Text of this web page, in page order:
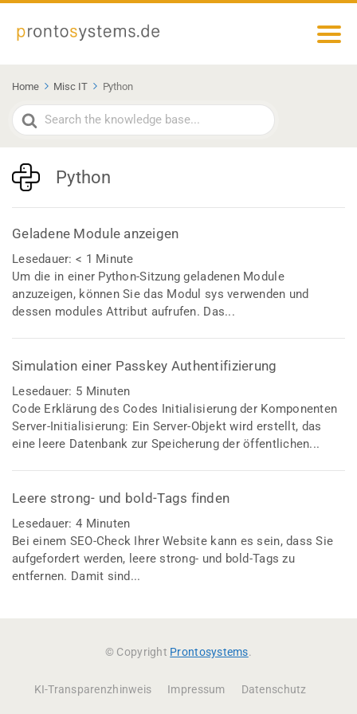
Home Misc IT Python
Search
For
Python
Geladene Module anzeigen
Lesedauer: < 1 Minute
Um die in einer Python-Sitzung geladenen Module
anzuzeigen, können Sie das Modul sys verwenden und
dessen modules Attribut aufrufen. Das...
Simulation einer Passkey Authentifizierung
Lesedauer: 5 Minuten
Code Erklärung des Codes Initialisierung der Komponenten
Server-Initialisierung: Ein Server-Objekt wird erstellt, das
eine leere Datenbank zur Speicherung der öffentlichen...
Leere strong- und bold-Tags finden
Lesedauer: 4 Minuten
Bei einem SEO-Check Ihrer Website kann es sein, dass Sie
aufgefordert werden, leere strong- und bold-Tags zu
entfernen. Damit sind...
© Copyright Prontosystems.
KI-Transparenzhinweis Impressum Datenschutz